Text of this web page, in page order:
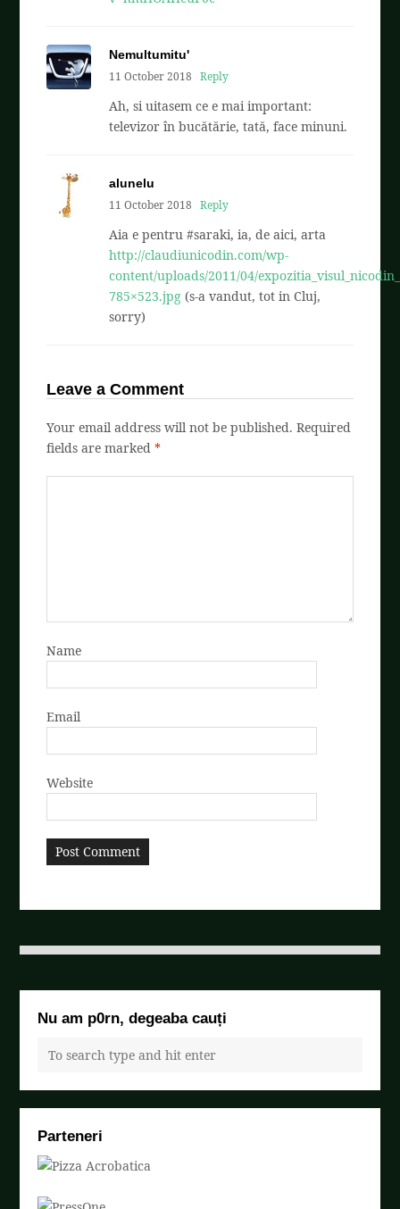
Nemultumitu'
11 October 2018
Reply
Ah, si uitasem ce e mai important:
televizor în bucătărie, tată, face minuni.
alunelu
11 October 2018
Reply
Aia e pentru #saraki, ia, de aici, arta
http://claudiunicodin.com/wp-
content/uploads/2011/04/
785×523.jpg (s-a vandut, tot in Cluj,
sorry)
Leave a Comment
Your email address will not be published. Required
fields are marked*
Name
Email
Website
Nu am p0rn, degeaba cauți
Parteneri